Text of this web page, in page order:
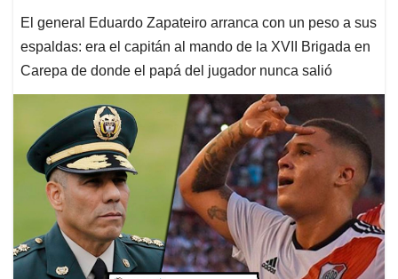
El general Eduardo Zapateiro arranca con un peso a sus
espaldas: era el capitán al mando de la XVII Brigada en
Carepa de donde el papá del jugador nunca salió